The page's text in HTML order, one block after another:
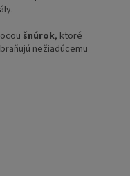
šnúrok, ktoré
nežiadúcemu